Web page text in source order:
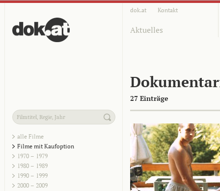
dok.at Kontakt
Aktuelles
27 Einträge
alle Filme
Filme mit Kaufoption
1970 – 1979
1980 – 1989
1990 – 1999
2000 – 2009